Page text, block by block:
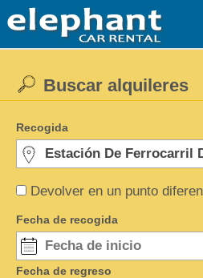
Devolver en un punto
Buscar alquileres
Recogida
Fecha de recogida
Fecha de regreso